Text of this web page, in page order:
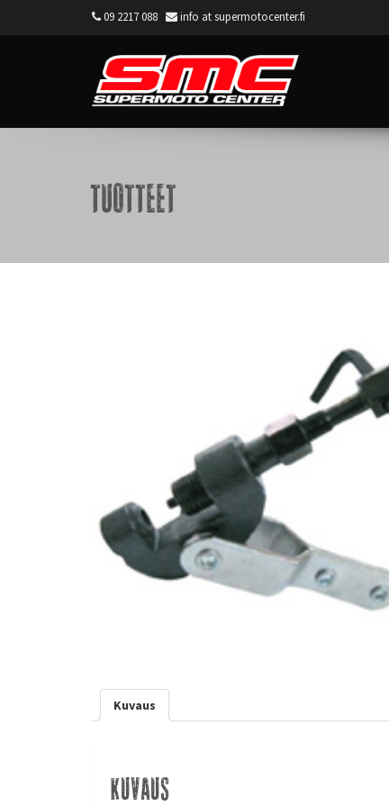
09 2217 088 info at supermotocenter.fi
Tuotteet
Kuvaus
Kuvaus